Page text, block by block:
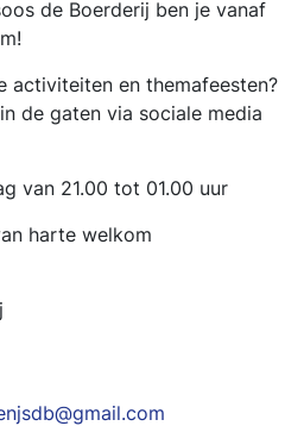
de Boerderij ben je vanaf
activiteiten en themafeesten?
de gaten via sociale media
van 21.00 tot 01.00 uur
harte welkom